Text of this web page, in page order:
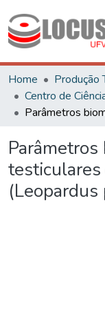
Home
Produção
testiculares